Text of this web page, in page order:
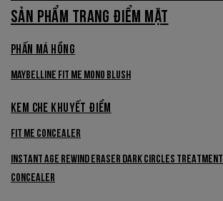
SẢN PHẨM TRANG ĐIỂM MẶT
PHẤN MÁ HỒNG
MAYBELLINE FIT ME MONO BLUSH
KEM CHE KHUYẾT ĐIỂM
Fit Me Concealer
Instant Age Rewind Eraser Dark Circles Treatment
Concealer